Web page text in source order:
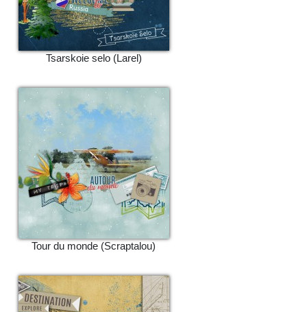
Tsarskoie selo (Larel)
Tour du monde (Scraptalou)